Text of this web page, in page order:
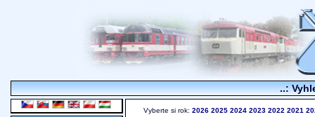
..:
Vyberte si rok: 2026 2025 2024 2023 2022 2021